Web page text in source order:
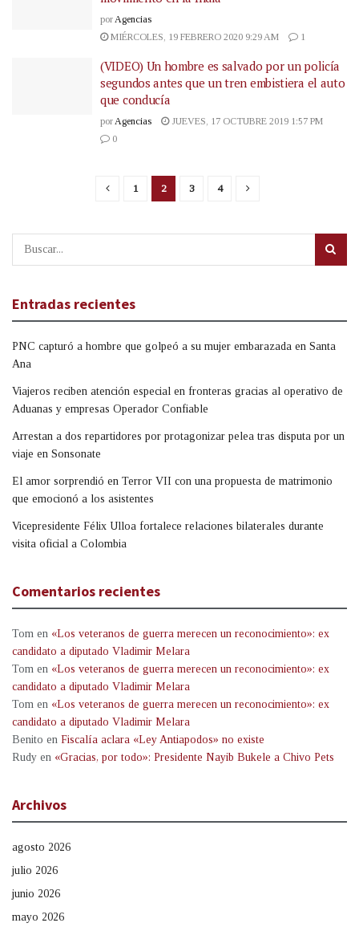
por Agencias
MIÉRCOLES, 19 FEBRERO 2020 9:29 AM
1
(VIDEO) Un hombre es salvado por un policía
segundos antes que un tren embistiera el auto
que conducía
por Agencias
JUEVES, 17 OCTUBRE 2019 1:57 PM
0
1 2 3 4
Entradas recientes
PNC capturó a hombre que golpeó a su mujer embarazada en Santa
Ana
Viajeros reciben atención especial en fronteras gracias al operativo de
Aduanas y empresas Operador Confiable
Arrestan a dos repartidores por protagonizar pelea tras disputa por un
viaje en Sonsonate
El amor sorprendió en Terror VII con una propuesta de matrimonio
que emocionó a los asistentes
Vicepresidente Félix Ulloa fortalece relaciones bilaterales durante
visita oficial a Colombia
Comentarios recientes
Tom en «Los veteranos de guerra merecen un reconocimiento»: ex
candidato a diputado Vladimir Melara
Tom en «Los veteranos de guerra merecen un reconocimiento»: ex
candidato a diputado Vladimir Melara
Tom en «Los veteranos de guerra merecen un reconocimiento»: ex
candidato a diputado Vladimir Melara
Benito en Fiscalía aclara «Ley Antiapodos» no existe
Rudy en «Gracias, por todo»: Presidente Nayib Bukele a Chivo Pets
Archivos
agosto 2026
julio 2026
junio 2026
mayo 2026